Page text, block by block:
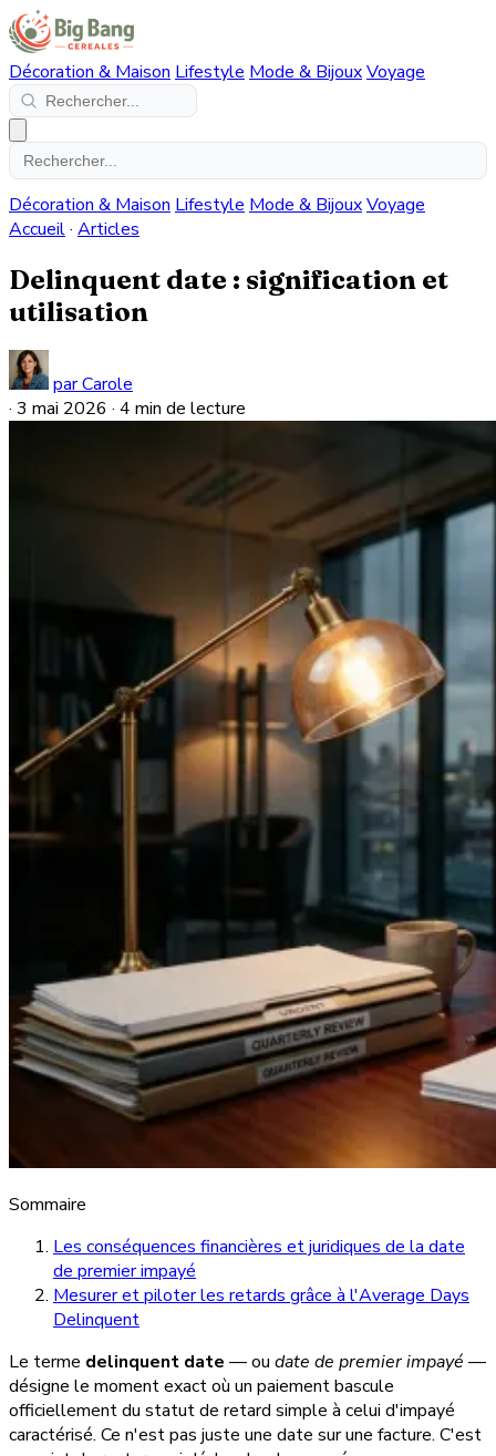
Décoration & Maison Lifestyle Mode & BijouxVoyage
Décoration & Maison Lifestyle Mode & BijouxVoyage
Accueil· Articles
Delinquent date : signification et
utilisation
par Carole
· 3 mai 2026 · 4 min de lecture
Sommaire
Les conséquences financières et juridiques de la date
de premier impayé
Mesurer et piloter les retards grâce à l'Average Days
Delinquent
Le terme delinquent date — ou date de premier impayé —
désigne le moment exact où un paiement bascule
officiellement du statut de retard simple à celui d'impayé
caractérisé. Ce n'est pas juste une date sur une facture. C'est